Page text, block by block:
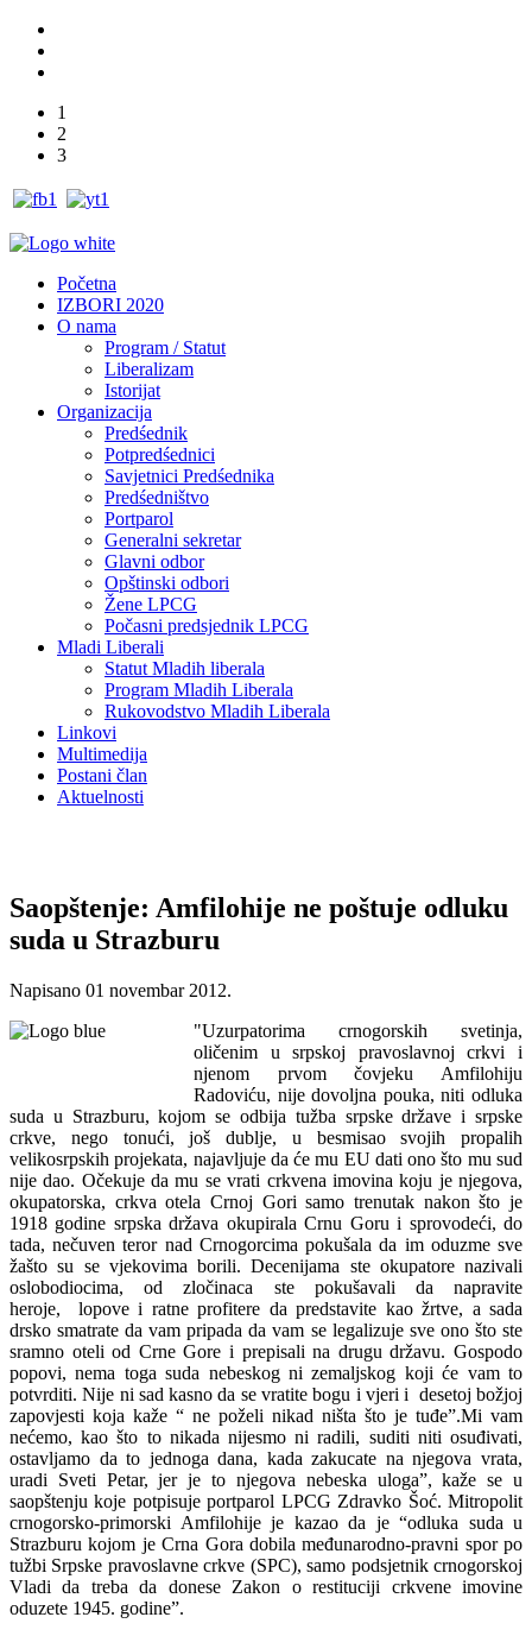
1
2
3
Početna
IZBORI 2020
O nama
Program / Statut
Liberalizam
Istorijat
Organizacija
Predśednik
Potpredśednici
Savjetnici Predśednika
Predśedništvo
Portparol
Generalni sekretar
Glavni odbor
Opštinski odbori
Žene LPCG
Počasni predsjednik LPCG
Mladi Liberali
Statut Mladih liberala
Program Mladih Liberala
Rukovodstvo Mladih Liberala
Linkovi
Multimedija
Postani član
Aktuelnosti
Saopštenje: Amfilohije ne poštuje odluku
suda u Strazburu
Napisano 01 novembar 2012.
"Uzurpatorima crnogorskih svetinja,
oličenim u srpskoj pravoslavnoj crkvi i
njenom prvom čovjeku Amfilohiju
Radoviću, nije dovoljna pouka, niti odluka
suda u Strazburu, kojom se odbija tužba srpske države i srpske
crkve, nego tonući, još dublje, u besmisao svojih propalih
velikosrpskih projekata, najavljuje da će mu EU dati ono što mu sud
nije dao. Očekuje da mu se vrati crkvena imovina koju je njegova,
okupatorska, crkva otela Crnoj Gori samo trenutak nakon što je
1918 godine srpska država okupirala Crnu Goru i sprovodeći, do
tada, nečuven teror nad Crnogorcima pokušala da im oduzme sve
žašto su se vjekovima borili. Decenijama ste okupatore nazivali
oslobodiocima, od zločinaca ste pokušavali da napravite
heroje, lopove i ratne profitere da predstavite kao žrtve, a sada
drsko smatrate da vam pripada da vam se legalizuje sve ono što ste
sramno oteli od Crne Gore i prepisali na drugu državu. Gospodo
popovi, nema toga suda nebeskog ni zemaljskog koji će vam to
potvrditi. Nije ni sad kasno da se vratite bogu i vjeri i desetoj božjoj
zapovjesti koja kaže “ ne poželi nikad ništa što je tuđe”.Mi vam
nećemo, kao što to nikada nijesmo ni radili, suditi niti osuđivati,
ostavljamo da to jednoga dana, kada zakucate na njegova vrata,
uradi Sveti Petar, jer je to njegova nebeska uloga”, kaže se u
saopštenju koje potpisuje portparol LPCG Zdravko Šoć. Mitropolit
crnogorsko-primorski Amfilohije je kazao da je “odluka suda u
Strazburu kojom je Crna Gora dobila međunarodno-pravni spor po
tužbi Srpske pravoslavne crkve (SPC), samo podsjetnik crnogorskoj
Vladi da treba da donese Zakon o restituciji crkvene imovine
oduzete 1945. godine”.